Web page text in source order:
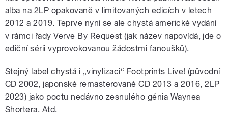
alba na 2LP opakovaně v limitovaných edicích v letech
2012 a 2019. Teprve nyní se ale chystá americké vydání
v rámci řady Verve By Request (jak název napovídá, jde o
ediční sérii vyprovokovanou žádostmi fanoušků).
Stejný label chystá i „vinylizaci“ Footprints Live! (původní
CD 2002, japonské remasterované CD 2013 a 2016, 2LP
2023) jako poctu nedávno zesnulého génia Waynea
Shortera. Atd.